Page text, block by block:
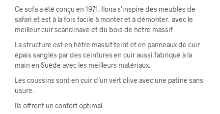
Ce sofa a été conçu en 1971. Ilona s’inspire des meubles de
safari et est à la fois facile à monter et à démonter. avec le
meilleur cuir scandinave et du bois de hêtre massif
La structure est en hêtre massif teint et en panneaux de cuir
épais sanglés par des ceintures en cuir aussi fabriqué à la
main en Suède avec les meilleurs matériaux.
Les coussins sont en cuir d’un vert olive avec une patine sans
usure.
Ils offrent un confort optimal.